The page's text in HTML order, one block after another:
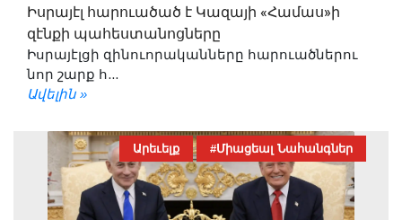
Իսրայէլ հարուածած է Կազայի «Համաս»ի
զէնքի պահեստանոցները
Իսրայէլցի զինուորականները հարուածներու
նոր շարք հ...
Ավելին »
Արեւելք #Միացեալ Նահանգներ